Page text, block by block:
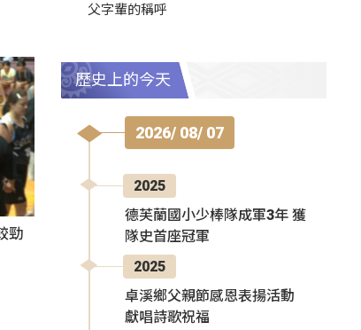
勁
父字輩的稱呼
歷史上的今天
2026/ 08/ 07
2025
德芙蘭國小少棒隊成軍3年 獲
隊史首座冠軍
2025
卓溪鄉父親節感恩表揚活動
獻唱詩歌祝福